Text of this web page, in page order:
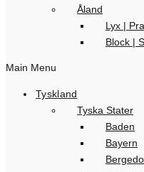
Åland
Lyx |
Block |
Main Menu
Tyskland
Tyska Stater
Baden
Bayern